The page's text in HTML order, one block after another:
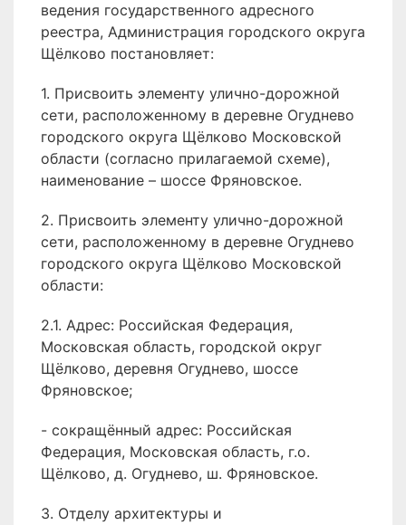
ведения государственного адресного
реестра, Администрация городского округа
Щёлково постановляет:
1. Присвоить элементу улично-дорожной
сети, расположенному в деревне Огуднево
городского округа Щёлково Московской
области (согласно прилагаемой схеме),
наименование – шоссе Фряновское.
2. Присвоить элементу улично-дорожной
сети, расположенному в деревне Огуднево
городского округа Щёлково Московской
области:
2.1. Адрес: Российская Федерация,
Московская область, городской округ
Щёлково, деревня Огуднево, шоссе
Фряновское;
- сокращённый адрес: Российская
Федерация, Московская область, г.о.
Щёлково, д. Огуднево, ш. Фряновское.
3. Отделу архитектуры и